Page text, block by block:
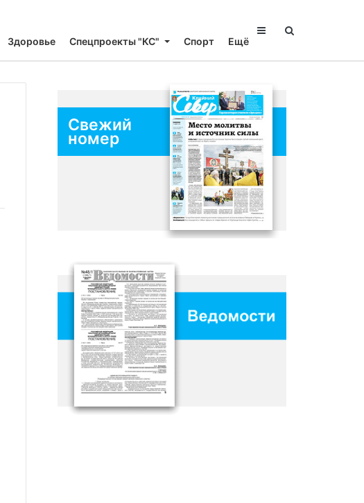
Здоровье Спецпроекты "КС" Спорт Ещё
Свежий
номер